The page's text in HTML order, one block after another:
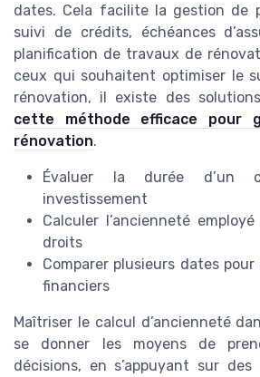
dates. Cela facilite la gestion de
suivi de crédits, échéances
planification de travaux de
ceux qui souhaitent optimiser le
rénovation, il existe des
cette méthode efficace pour
rénovation.
Évaluer la durée d’un
investissement
Calculer l’ancienneté
droits
Comparer plusieurs dates
financiers
Maîtriser le calcul d’ancienneté
se donner les moyens de
décisions, en s’appuyant sur